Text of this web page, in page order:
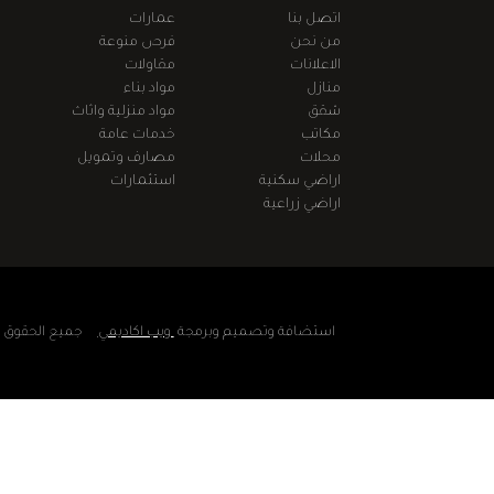
اتصل بنا
من نحن
الاعلانات
منازل
شقق
مكاتب
محلات
اراضي سكنية
اراضي زراعية
عمارات
فرص منوعة
مقاولات
مواد بناء
مواد منزلية واثاث
خدمات عامة
مصارف وتمويل
استثمارات
استضافة وتصميم وبرمجةويب اكاديميجميع الحقوق